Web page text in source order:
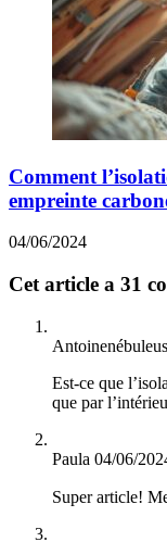
Comment
empreinte
04/06/2024
Cet article a 31
Est-ce que
que par
Paula 04/06/
Super article!